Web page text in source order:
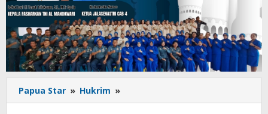
Papua Star » Hukrim »
Humas